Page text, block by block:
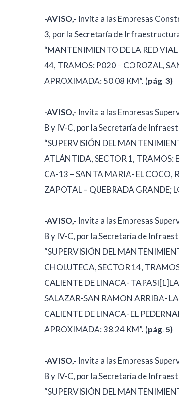
-AVISO,- Invita a las Empresas
3, por la Secretaría de
“MANTENIMIENTO DE LA RED
44, TRAMOS: P020 – COROZAL,
APROXIMADA: 50.08 KM”. (pág. 3)
-AVISO,- Invita a las Empresas
B y IV-C, por la Secretaría de
“SUPERVISIÓN DEL
ATLÁNTIDA, SECTOR 1, TRAMOS:
CA-13 – SANTA MARIA- EL COCO,
ZAPOTAL – QUEBRADA GRANDE;
-AVISO,- Invita a las Empresas
B y IV-C, por la Secretaría de
“SUPERVISIÓN DEL
CHOLUTECA, SECTOR 14,
CALIENTE DE LINACA-
SALAZAR-SAN RAMON ARRIBA-
CALIENTE DE LINACA- EL
APROXIMADA: 38.24 KM”. (pág. 5)
-AVISO,- Invita a las Empresas
B y IV-C, por la Secretaría de
“SUPERVISIÓN DEL